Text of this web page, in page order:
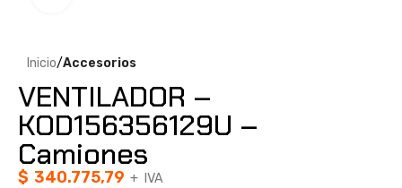
Inicio Accesorios
VENTILADOR –
KOD156356129U –
Camiones
$ 340.775,79 + IVA